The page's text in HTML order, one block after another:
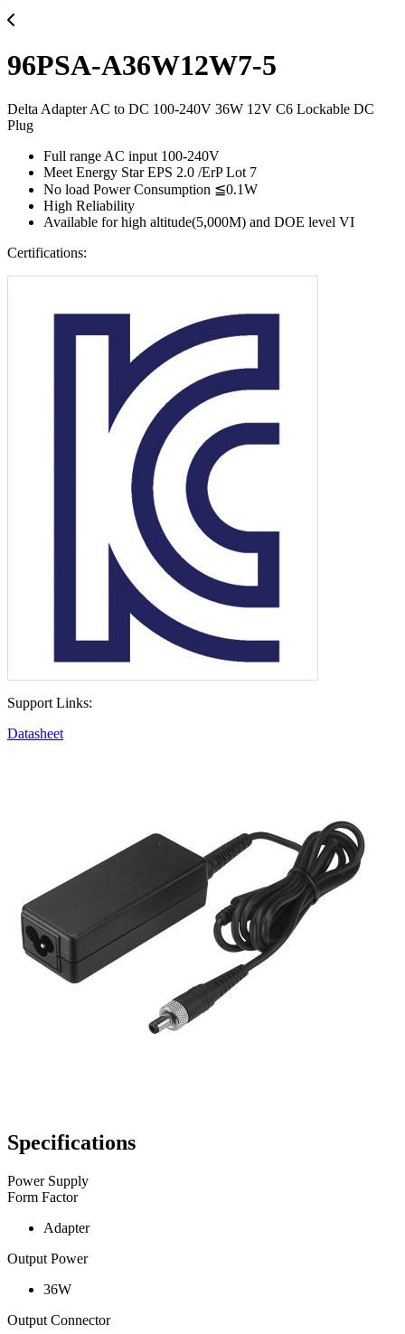
96PSA-A36W12W7-5
Delta Adapter AC to DC 100-240V 36W 12V C6 Lockable DC
Plug
Full range AC input 100-240V
Meet Energy Star EPS 2.0 /ErP Lot 7
No load Power Consumption ≦0.1W
High Reliability
Available for high altitude(5,000M) and DOE level VI
Certifications:
Support Links:
Datasheet
Specifications
Power Supply
Form Factor
Adapter
Output Power
36W
Output Connector